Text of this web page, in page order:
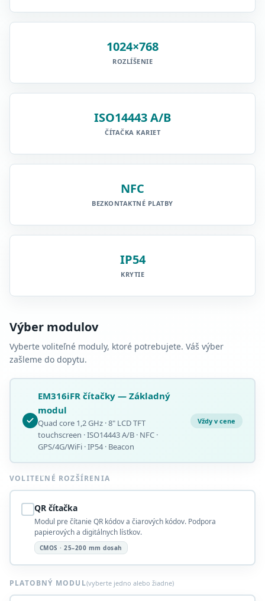
1024×768
ROZLÍŠENIE
ISO14443 A/B
ČÍTAČKA KARIET
NFC
BEZKONTAKTNÉ PLATBY
IP54
KRYTIE
Výber modulov
Vyberte voliteľné moduly, ktoré potrebujete. Váš výber
zašleme do dopytu.
EM316iFR čítačky — Základný
modul
Quad core 1,2 GHz · 8" LCD TFT
touchscreen · ISO14443 A/B · NFC ·
GPS/4G/WiFi · IP54 · Beacon
Vždy v cene
VOLITEĽNÉ ROZŠÍRENIA
QR čítačka
Modul pre čítanie QR kódov a čiarových kódov. Podpora
papierových a digitálnych lístkov.
CMOS · 25–200 mm dosah
PLATOBNÝ MODUL(vyberte jedno alebo žiadne)